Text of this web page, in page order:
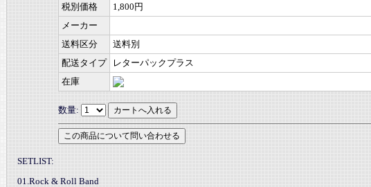
税別価格
1,800円
メーカー
送料区分
送料別
配送タイプ
レターパックプラス
在庫
数量:
SETLIST:
01.Rock & Roll Band